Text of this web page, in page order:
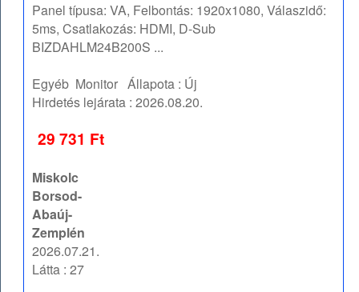
Panel típusa: VA, Felbontás: 1920x1080, Válaszidő:
5ms, Csatlakozás: HDMI, D-Sub
BIZDAHLM24B200S ...
Egyéb Monitor Állapota : Új
Hirdetés lejárata :2026.08.20.
29 731 Ft
Miskolc
Borsod-
Abaúj-
Zemplén
2026.07.21.
Látta : 27